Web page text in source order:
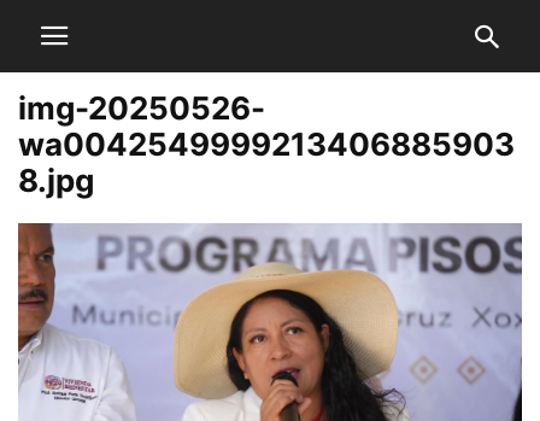
img-20250526-
wa0042549999213406885903
8.jpg